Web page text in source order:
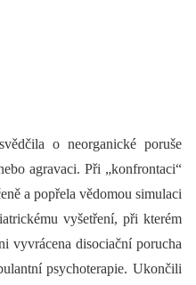
o neorganické poruše
agravaci. Při „konfrontaci“
a popřela vědomou simulaci
vyšetření, při kterém
vyvrácena disociační porucha
psychoterapie. Ukončili